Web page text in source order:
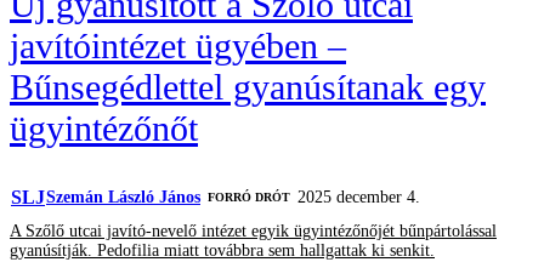
javítóintézet ügyében –
Bűnsegédlettel gyanúsítanak egy
ügyintézőnőt
SLJSzemán László János FORRÓ DRÓT 2025 december 4.
A Szőlő utcai javító-nevelő intézet egyik ügyintézőnőjét bűnpártolással
gyanúsítják. Pedofilia miatt továbbra sem hallgattak ki senkit.